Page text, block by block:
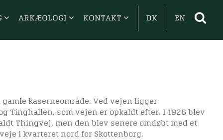
ARKÆOLOGI KONTAKT DK EN
kaserneområde. Ved vejen ligger
Tinghallen, som vejen er opkaldt efter. I 1926 blev
Thingvej, men den blev senere omdøbt med et
i kvarteret nord for Skottenborg.